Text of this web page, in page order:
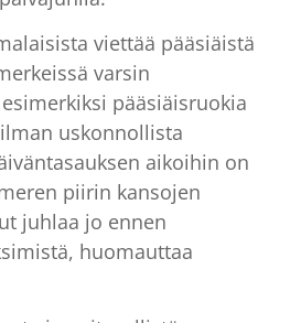
viettää pääsiäistä
varsin
pääsiäisruokia
uskonnollista
aikoihin on
piirin kansojen
juhlaa jo ennen
huomauttaa